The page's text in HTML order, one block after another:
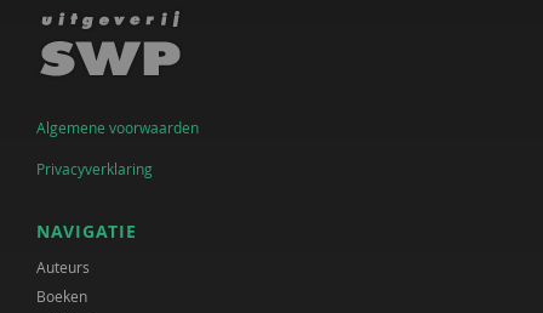
Algemene voorwaarden
Privacyverklaring
NAVIGATIE
Auteurs
Boeken